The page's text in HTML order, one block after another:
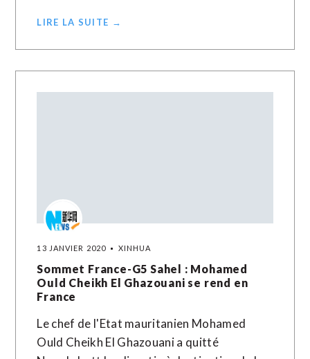
LIRE LA SUITE →
13 JANVIER 2020 XINHUA
Sommet France-G5 Sahel : Mohamed
Ould Cheikh El Ghazouani se rend en
France
Le chef de l'Etat mauritanien Mohamed
Ould Cheikh El Ghazouani a quitté